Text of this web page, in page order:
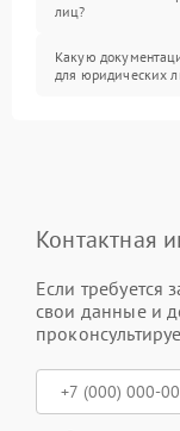
лиц?
Какую
для юридических
Контактная
Если требуется
свои данные и